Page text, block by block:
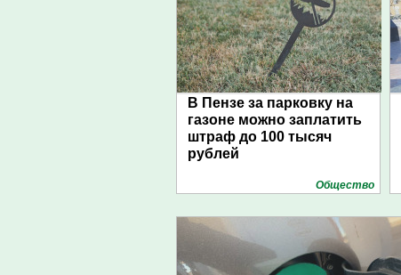
В Пензе за парковку на
газоне можно заплатить
штраф до 100 тысяч
рублей
Общество